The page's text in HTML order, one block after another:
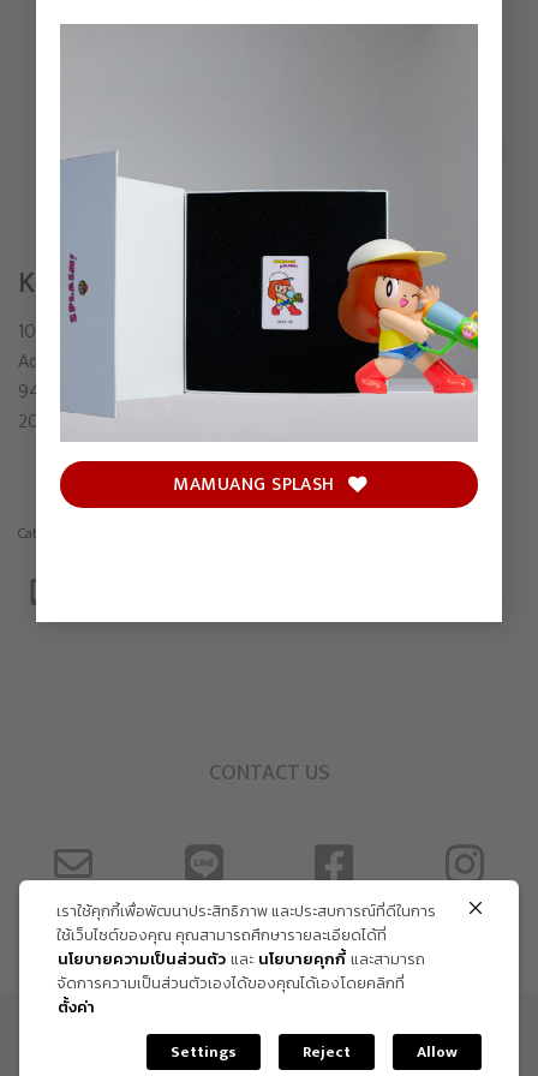
MAMUANG SPLASH
KID & SCREAMING MONSTER
1000TENTACLES
Acrylic on shaped canvas
94 x 108.5 cm (including frame)
2024
Category:
CONTACT US
ข้อกำหนด และเงื่อนไข
เราใช้คุกกี้เพื่อพัฒนาประสิทธิภาพ และประสบการณ์ที่ดีในการ
ใช้เว็บไซต์ของคุณ คุณสามารถศึกษารายละเอียดได้ที่
นโยบายความเป็นส่วนตัวและ นโยบายคุกกี้และสามารถ
จัดการความเป็นส่วนตัวเองได้ของคุณได้เองโดยคลิกที่
ตั้งค่า
Settings
Reject Allow